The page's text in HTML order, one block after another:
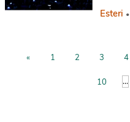
Esteri
« 1 2 3 4
10 ...